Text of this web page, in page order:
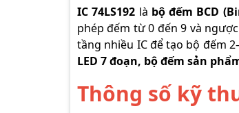
IC 74LS192 là bộ đếm BCD
phép đếm từ 0 đến 9 và
tầng nhiều IC để tạo bộ đếm
LED 7 đoạn, bộ đếm sản
Thông số kỹ